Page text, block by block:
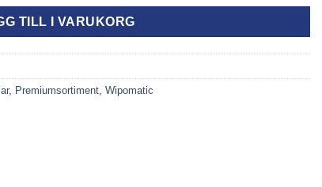
TILL I VARUKORG
, Premiumsortiment Wipomatic